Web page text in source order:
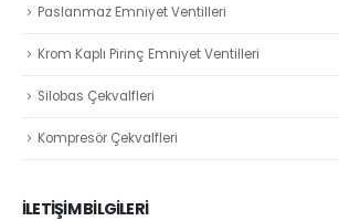
Paslanmaz Emniyet Ventilleri
Krom Kaplı Pirinç Emniyet Ventilleri
Silobas Çekvalfleri
Kompresör Çekvalfleri
İLETİŞİM BİLGİLERİ